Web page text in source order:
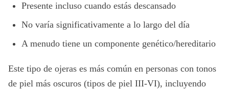
Presente incluso cuando estás descansado
No varía significativamente a lo largo del día
A menudo tiene un componente genético/hereditario
Este tipo de ojeras es más común en personas con tonos
de piel más oscuros (tipos de piel III-VI), incluyendo